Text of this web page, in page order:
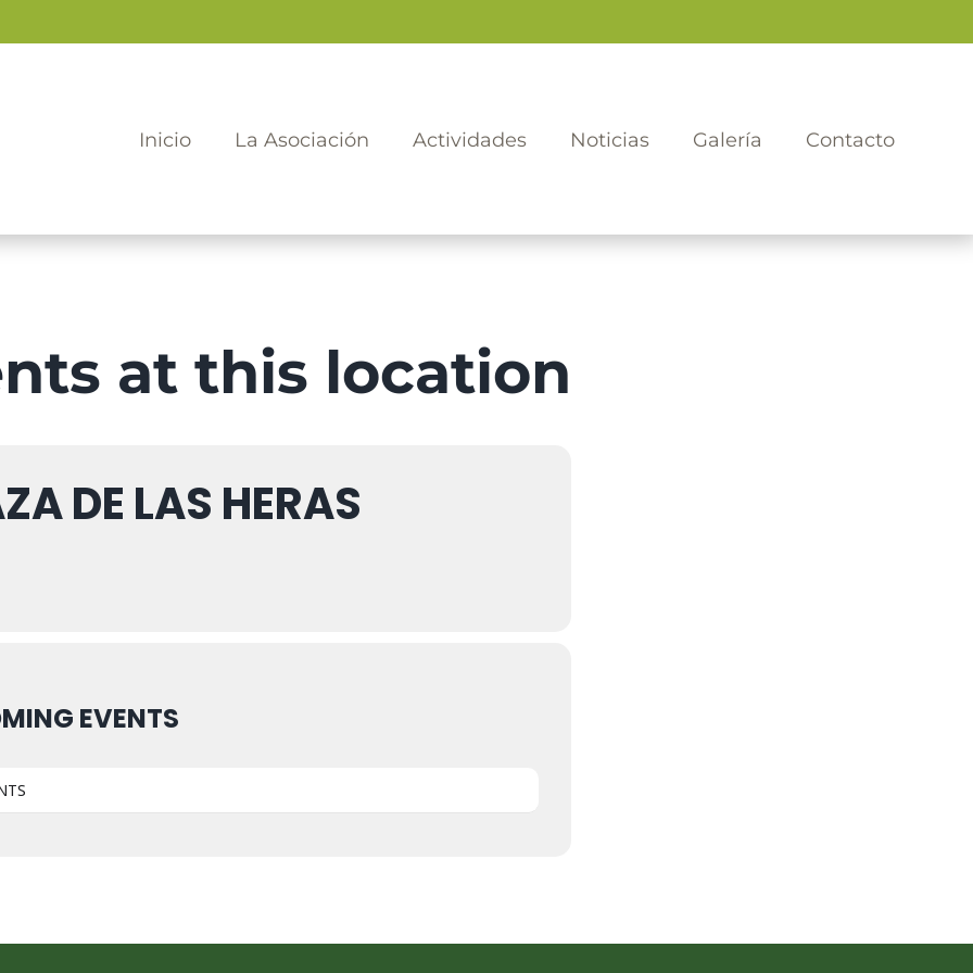
Inicio La Asociación Actividades Noticias Galería Contacto
at this location
DE LAS HERAS
EVENTS